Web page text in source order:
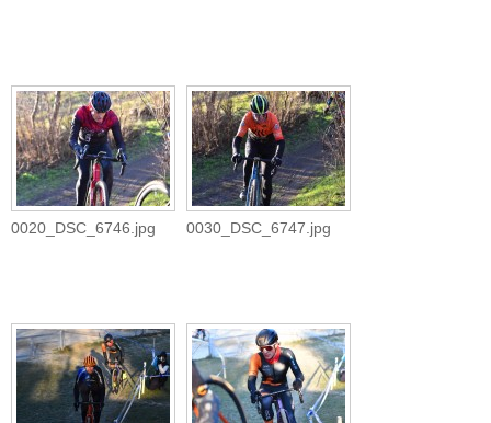
0020_DSC_6746.jpg 0030_DSC_6747.jpg